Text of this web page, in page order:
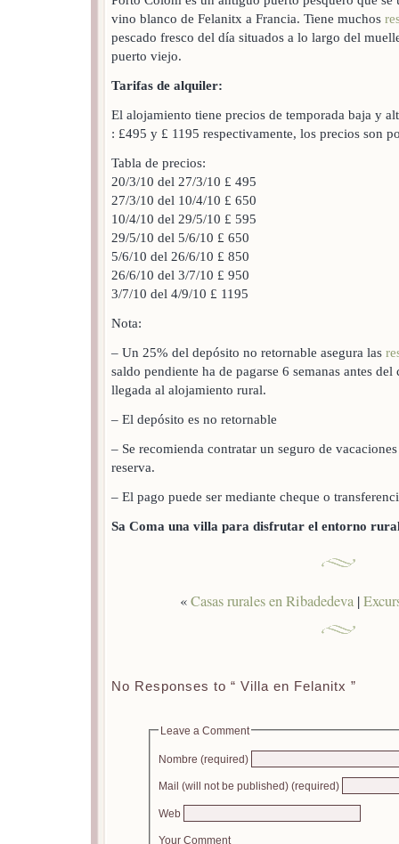
vino blanco de Felanitx a Francia. Tiene muchos
pescado fresco del día situados a lo largo del
puerto viejo.
Tarifas de alquiler:
El alojamiento tiene precios de temporada baja y
: £495 y £ 1195 respectivamente, los precios son
Tabla de precios:
20/3/10 del 27/3/10 £ 495
27/3/10 del 10/4/10 £ 650
10/4/10 del 29/5/10 £ 595
29/5/10 del 5/6/10 £ 650
5/6/10 del 26/6/10 £ 850
26/6/10 del 3/7/10 £ 950
3/7/10 del 4/9/10 £ 1195
Nota:
– Un 25% del depósito no retornable asegura las
saldo pendiente ha de pagarse 6 semanas antes
llegada al alojamiento rural.
– El depósito es no retornable
– Se recomienda contratar un seguro de
reserva.
– El pago puede ser mediante cheque o
Sa Coma una villa para disfrutar el entorno
«Casas rurales en Ribadedeva|
No Responses to “ Villa en Felanitx ”
Leave a Comment
Nombre (required)
Mail (will not be published) (required)
Web
Your Comment